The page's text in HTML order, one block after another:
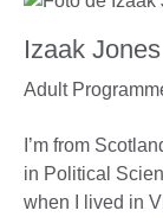
Izaak Jones
Adult
I’m from
in Political
when I lived in